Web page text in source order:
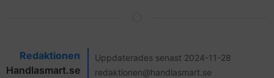
Redaktionen
Handlasmart.se
Uppdaterades senast 2024-11-28
redaktionen@handlasmart.se